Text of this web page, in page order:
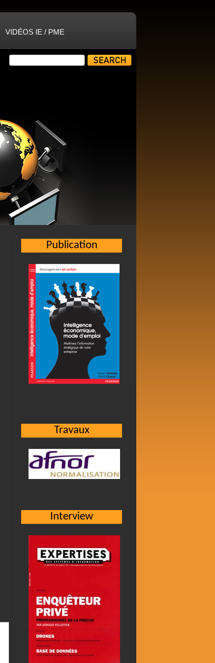
VIDÉOS IE / PME
Publication
Travaux
Interview